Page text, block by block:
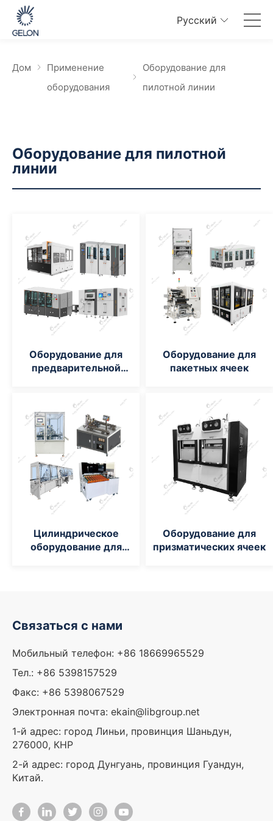
Pусский
Дом
Применение
оборудования
Оборудование для
пилотной линии
Оборудование для пилотной
линии
Оборудование для
предварительной
Оборудование для
пакетных ячеек
Цилиндрическое
оборудование для
Оборудование для
призматических ячеек
Связаться с нами
Мобильный телефон: +86 18669965529
Тел.: +86 5398157529
Факс: +86 5398067529
Электронная почта: ekain@libgroup.net
1-й адрес: город Линьи, провинция Шаньдун,
276000, КНР
2-й адрес: город Дунгуань, провинция Гуандун,
Китай.